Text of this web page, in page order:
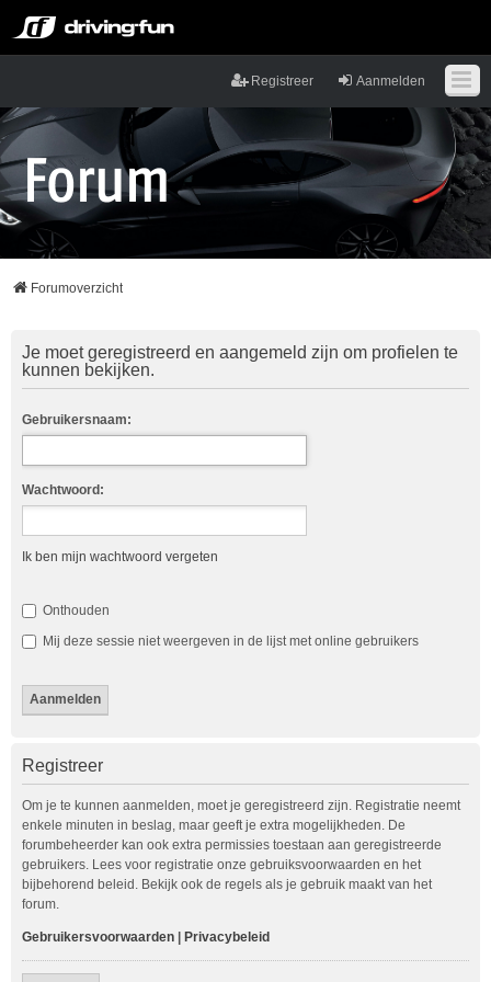
Aanmelden
Registreer
Forumoverzicht
Je moet geregistreerd en aangemeld zijn om profielen te
kunnen bekijken.
Gebruikersnaam:
Wachtwoord:
Ik ben mijn wachtwoord vergeten
Onthouden
Mij deze sessie niet weergeven in de lijst met online gebruikers
Registreer
Om je te kunnen aanmelden, moet je geregistreerd zijn. Registratie neemt
enkele minuten in beslag, maar geeft je extra mogelijkheden. De
forumbeheerder kan ook extra permissies toestaan aan geregistreerde
gebruikers. Lees voor registratie onze gebruiksvoorwaarden en het
bijbehorend beleid. Bekijk ook de regels als je gebruik maakt van het
forum.
Gebruikersvoorwaarden Privacybeleid